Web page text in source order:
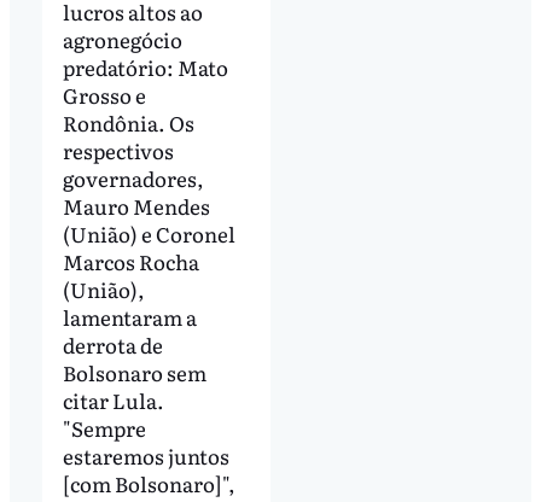
lucros altos ao
agronegócio
predatório: Mato
Grosso e
Rondônia. Os
respectivos
governadores,
Mauro Mendes
(União) e Coronel
Marcos Rocha
(União),
lamentaram a
derrota de
Bolsonaro sem
citar Lula.
"Sempre
estaremos juntos
[com Bolsonaro]",